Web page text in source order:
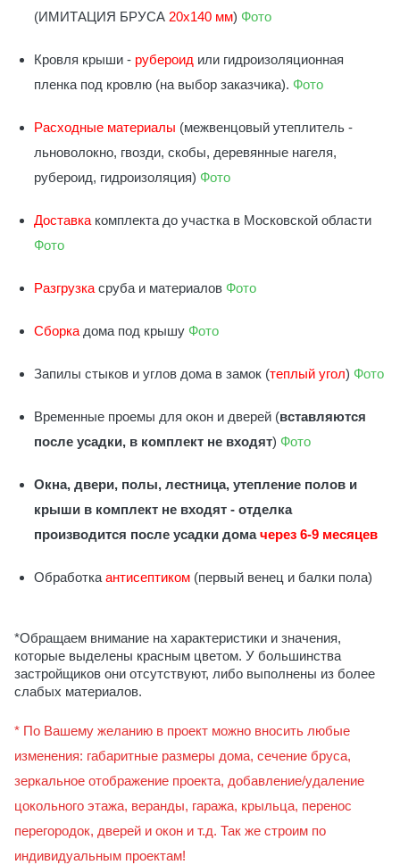
(ИМИТАЦИЯ БРУСА 20х140 мм) Фото
Кровля крыши - рубероид или гидроизоляционная
пленка под кровлю (на выбор заказчика). Фото
Расходные материалы (межвенцовый утеплитель -
льноволокно, гвозди, скобы, деревянные нагеля,
рубероид, гидроизоляция) Фото
Доставка комплекта до участка в Московской области
Фото
Разгрузка сруба и материалов Фото
Сборка дома под крышу Фото
Запилы стыков и углов дома в замок (теплый угол) Фото
Временные проемы для окон и дверей (вставляются
после усадки, в комплект не входят) Фото
Окна, двери, полы, лестница, утепление полов и
крыши в комплект не входят - отделка
производится после усадки домачерез 6-9 месяцев
Обработка антисептиком (первый венец и балки пола)
*Обращаем внимание на характеристики и значения,
которые выделены красным цветом. У большинства
застройщиков они отсутствуют, либо выполнены из более
слабых материалов.
* По Вашему желанию в проект можно вносить любые
изменения: габаритные размеры дома, сечение бруса,
зеркальное отображение проекта, добавление/удаление
цокольного этажа, веранды, гаража, крыльца, перенос
перегородок, дверей и окон и т.д. Так же строим по
индивидуальным проектам!